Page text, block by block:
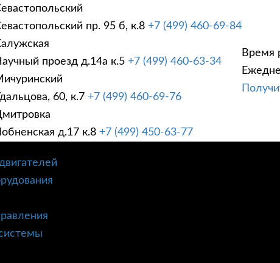
пр. 95 б, к.8 +7 (499) 460-69-84
проезд д.14а к.5 +7 (499) 460-63-34
60, к.7 +7 (499) 460-69-76
д.17 к.8 +7 (499) 450-63-77
Время
УСЛУГИ